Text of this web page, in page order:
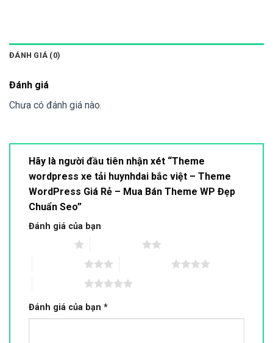
ĐÁNH GIÁ (0)
Đánh giá
Chưa có đánh giá nào.
Hãy là người đầu tiên nhận xét “Theme
wordpress xe tải huynhdai bắc việt – Theme
WordPress Giá Rẻ – Mua Bán Theme WP Đẹp
Chuẩn Seo”
Đánh giá của bạn
Đánh giá của bạn *